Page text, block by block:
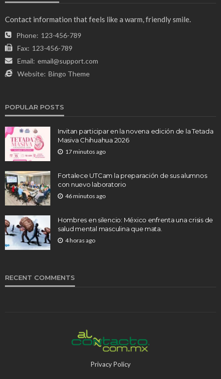
Contact information that feels like a warm, friendly smile.
Phone: 123-456-789
Fax: 123-456-789
Email: email@support.com
Website: Bingo Theme
POPULAR POSTS
Invitan participar en la novena edición de la Tetada
Masiva Chihuahua 2026
17 minutos ago
Fortalece UTCam la preparación de sus alumnos
con nuevo laboratorio
46 minutos ago
Hombres en silencio: México enfrenta una crisis de
salud mental masculina que mata.
4 horas ago
RECENT COMMENTS
Privacy Policy